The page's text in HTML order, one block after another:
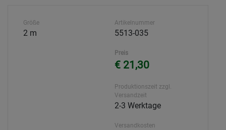
Größe
2 m
Artikelnummer
5513-035
Preis
€ 21,30
Produktionszeit zzgl.
Versandzeit
2-3 Werktage
Versandkosten